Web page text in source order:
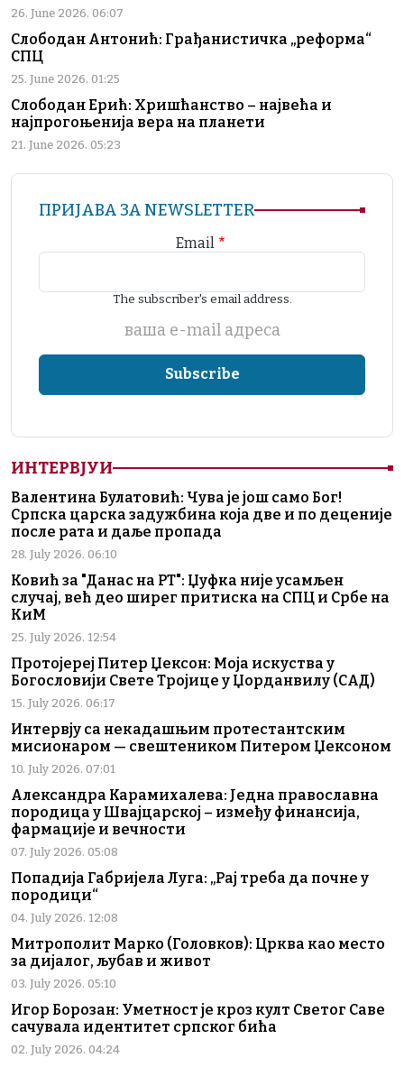
26. June 2026. 06:07
Слободан Антонић: Грађанистичка „реформа“
СПЦ
25. June 2026. 01:25
Слободан Ерић: Хришћанство – највећа и
најпрогоњенија вера на планети
21. June 2026. 05:23
ПРИЈАВА ЗА NEWSLETTER
Email
The subscriber's email address.
ваша е-mail адреса
ИНТЕРВЈУИ
Валентина Булатовић: Чува је још само Бог!
Српска царска задужбина која две и по деценије
после рата и даље пропада
28. July 2026. 06:10
Ковић за "Данас на РТ": Џуфка није усамљен
случај, већ део ширег притиска на СПЦ и Србе на
КиМ
25. July 2026. 12:54
Протојереј Питер Џексон: Моја искуства у
Богословији Свете Тројице у Џорданвилу (САД)
15. July 2026. 06:17
Интервју са некадашњим протестантским
мисионаром — свештеником Питером Џексоном
10. July 2026. 07:01
Александра Карамихалева: Једна православна
породица у Швајцарској – између финансија,
фармације и вечности
07. July 2026. 05:08
Попадија Габријела Луга: „Рај треба да почне у
породици“
04. July 2026. 12:08
Митрополит Марко (Головков): Црква као место
за дијалог, љубав и живот
03. July 2026. 05:10
Игор Борозан: Уметност је кроз култ Светог Саве
сачувала идентитет српског бића
02. July 2026. 04:24